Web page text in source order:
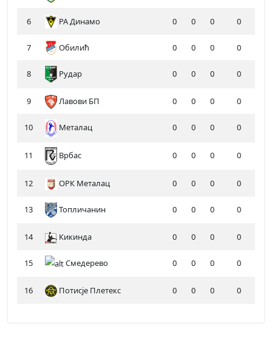
6 РА Динамо 0 0 0 0
7 Обилић 0 0 0 0
8 Рудар 0 0 0 0
9 Лавови БП 0 0 0 0
10 Металац 0 0 0 0
11 Врбас 0 0 0 0
12 ОРК Металац 0 0 0 0
13 Топличанин 0 0 0 0
14 Кикинда 0 0 0 0
15 Смедерево 0 0 0 0
16 Потисје Плетекс 0 0 0 0